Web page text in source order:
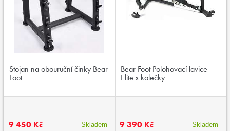
Stojan na obouruční činky Bear
Foot
9 450 Kč Skladem
Bear Foot Polohovací lavice
Elite s kolečky
9 390 Kč Skladem